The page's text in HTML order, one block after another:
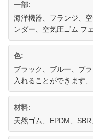
一部:
海洋機器、フランジ、
ンダー、空気圧ゴム フ
色:
ブラック、ブルー、ブ
入れることができます
材料:
天然ゴム、EPDM、